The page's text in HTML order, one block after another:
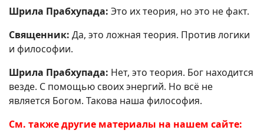
Шрила Прабхупада: Это их теория, но это не факт.
Священник: Да, это ложная теория. Против логики
и философии.
Шрила Прабхупада: Нет, это теория. Бог находится
везде. С помощью своих энергий. Но всё не
является Богом. Такова наша философия.
См. также другие материалы на нашем сайте: